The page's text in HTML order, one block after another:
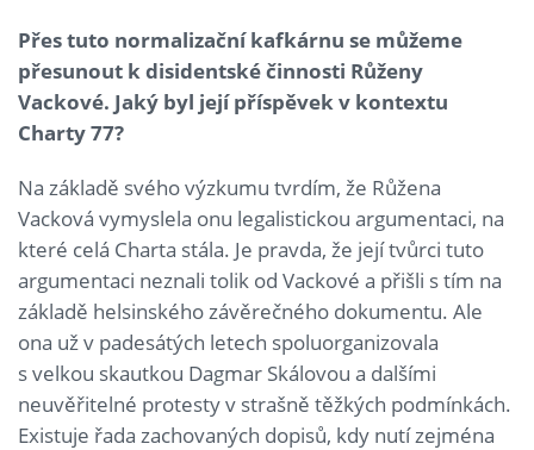
Přes tuto normalizační kafkárnu se můžeme
přesunout k disidentské činnosti Růženy
Vackové. Jaký byl její příspěvek v kontextu
Charty 77?
Na základě svého výzkumu tvrdím, že Růžena
Vacková vymyslela onu legalistickou argumentaci, na
které celá Charta stála. Je pravda, že její tvůrci tuto
argumentaci neznali tolik od Vackové a přišli s tím na
základě helsinského závěrečného dokumentu. Ale
ona už v padesátých letech spoluorganizovala
s velkou skautkou Dagmar Skálovou a dalšími
neuvěřitelné protesty v strašně těžkých podmínkách.
Existuje řada zachovaných dopisů, kdy nutí zejména